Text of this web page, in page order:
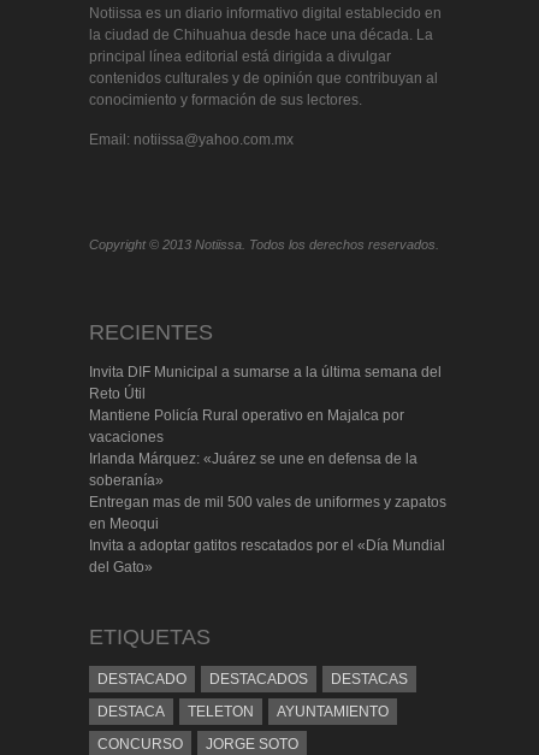
Notiissa es un diario informativo digital establecido en
la ciudad de Chihuahua desde hace una década. La
principal línea editorial está dirigida a divulgar
contenidos culturales y de opinión que contribuyan al
conocimiento y formación de sus lectores.
Email: notiissa@yahoo.com.mx
Copyright © 2013 Notiissa. Todos los derechos reservados.
RECIENTES
Invita DIF Municipal a sumarse a la última semana del
Reto Útil
Mantiene Policía Rural operativo en Majalca por
vacaciones
Irlanda Márquez: «Juárez se une en defensa de la
soberanía»
Entregan mas de mil 500 vales de uniformes y zapatos
en Meoqui
Invita a adoptar gatitos rescatados por el «Día Mundial
del Gato»
ETIQUETAS
DESTACADO DESTACADOS
DESTACAS
DESTACA
TELETON
AYUNTAMIENTO
CONCURSO
JORGE SOTO